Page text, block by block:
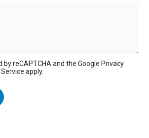
reCAPTCHA and the Google Privacy
apply.